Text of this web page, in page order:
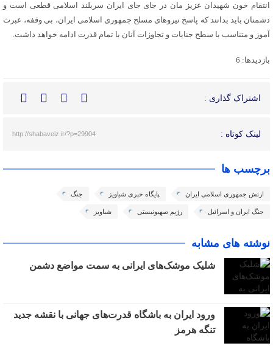
انتقام خون شهیدان عزیز مان در جای جای ایران سربلند اسلامی قطعی است و
دشمنان باید بدانند که پاسخ نیرو‌های مسلح جمهوری اسلامی ایران، بی وقفه، عبرت
آموز و متناسب با سطح جنایات و تجاوزات آنان با تمام قدرت ادامه خواهد داشت.
بازدیدها: 6
اشتراک گذاری :
لینک کوتاه : http://shabaveiz.ir/?p=29904
برچسب ها
ارتش جمهوری اسلامی ایران پایگاه خبری شباویز جنگ
جنگ ایران و اسرائیل رژیم صهیونیستی شباویز
نوشته های مشابه
شلیک موشک‌های ایرانی به سمت مواضع دشمن
ورود ایران به باشگاه قدرت‌های جهانی با نقشه جدید
تنگه هرمز